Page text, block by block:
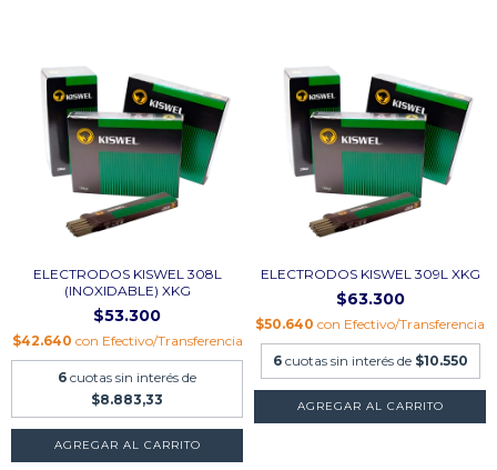
ELECTRODOS KISWEL 308L
(INOXIDABLE) XKG
$53.300
$42.640 con Efectivo/Transferencia
6 cuotas sin interés de
$8.883,33
AGREGAR AL CARRITO
ELECTRODOS KISWEL 309L XKG
$63.300
$50.640 con Efectivo/Transferencia
6 cuotas sin interés de $10.550
AGREGAR AL CARRITO